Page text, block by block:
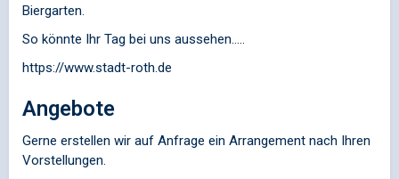
Biergarten.
So könnte Ihr Tag bei uns aussehen.....
https://www.stadt-roth.de
Angebote
Gerne erstellen wir auf Anfrage ein Arrangement nach Ihren
Vorstellungen.